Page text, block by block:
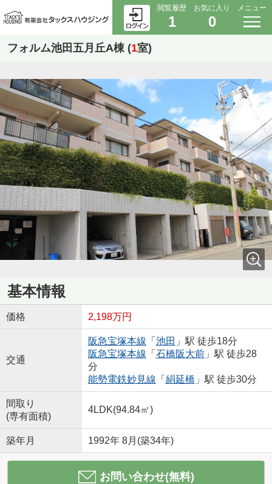
閲覧履歴
1
お気に入り
0
メニュー
フォルム池田五月丘A棟 (1室)
基本情報
価格 2,198万円
交通
阪急宝塚本線 「 池田 」駅 徒歩18分
阪急宝塚本線 「 石橋阪大前」駅 徒歩28
分
能勢電鉄妙見線 「 絹延橋 」駅 徒歩30分
間取り
(専有面積)
4LDK(94.84㎡)
築年月 1992年 8月(築34年)
お問い合わせ(無料)